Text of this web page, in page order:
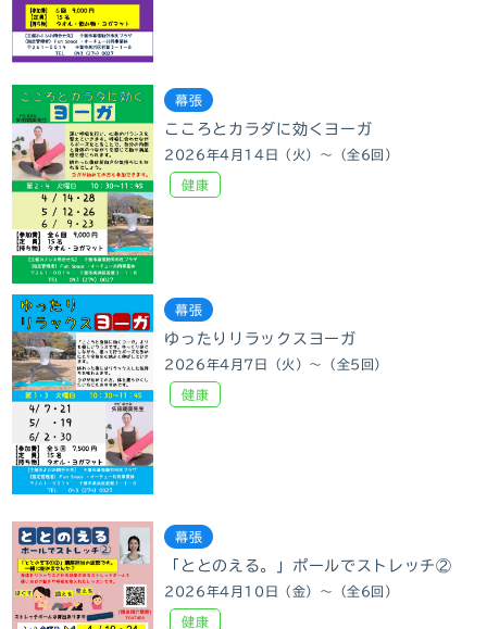
幕張
こころとカラダに効くヨーガ
2026年4月14日（火）～（全6回）
健康
幕張
ゆったりリラックスヨーガ
2026年4月7日（火）～（全5回）
健康
幕張
「ととのえる。」ポールでストレッチ②
2026年4月10日（金）～（全6回）
健康